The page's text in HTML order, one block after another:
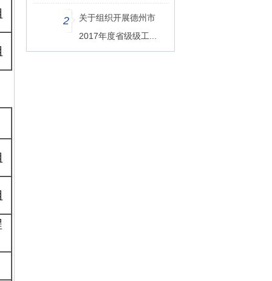
2
关于组织开展德州市
2017年度省级级工...